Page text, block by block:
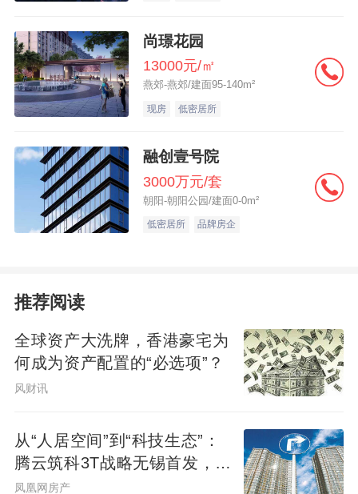
尚璟花园
13000元/㎡
燕郊-燕郊/建面95-140m²
现房 低密居所
融创壹号院
3000万元/套
朝阳-朝阳公园/建面0-0m²
低密居所 品牌房企
推荐阅读
全球资产大洗牌，香港豪宅为
何成为资产配置的“必选项”？
风财讯
从“人居空间”到“科技生态”：
腾云筑科3T战略无锡首发，生
态圈协同重构未来人居
凤凰网房产